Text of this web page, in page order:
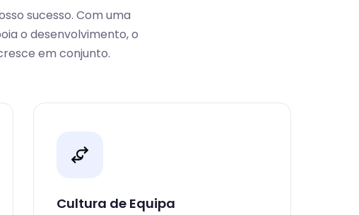
sucesso. Com uma
o desenvolvimento, o
em conjunto.
Cultura de Equipa